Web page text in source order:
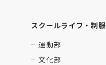
スクールライフ・制服
運動部
文化部